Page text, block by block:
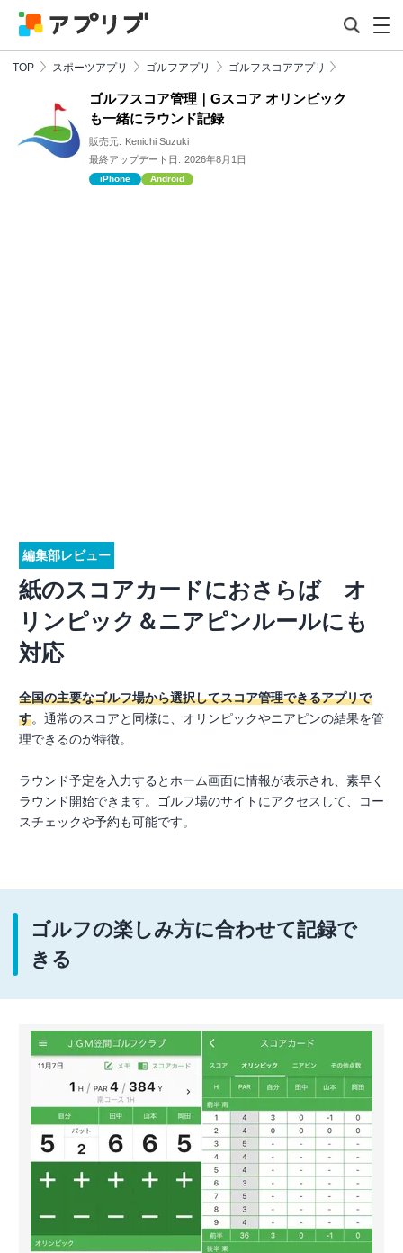
TOP スポーツアプリ ゴルフアプリ ゴルフスコアアプリ
ゴルフスコア管理｜Gスコア オリンピック
も一緒にラウンド記録
販売元: Kenichi Suzuki
最終アップデート日: 2026年8月1日
iPhone Android
編集部レビュー
紙のスコアカードにおさらば オ
リンピック＆ニアピンルールにも
対応
全国の主要なゴルフ場から選択してスコア管理できるアプリで
す。通常のスコアと同様に、オリンピックやニアピンの結果を管
理できるのが特徴。
ラウンド予定を入力するとホーム画面に情報が表示され、素早く
ラウンド開始できます。ゴルフ場のサイトにアクセスして、コー
スチェックや予約も可能です。
ゴルフの楽しみ方に合わせて記録で
きる